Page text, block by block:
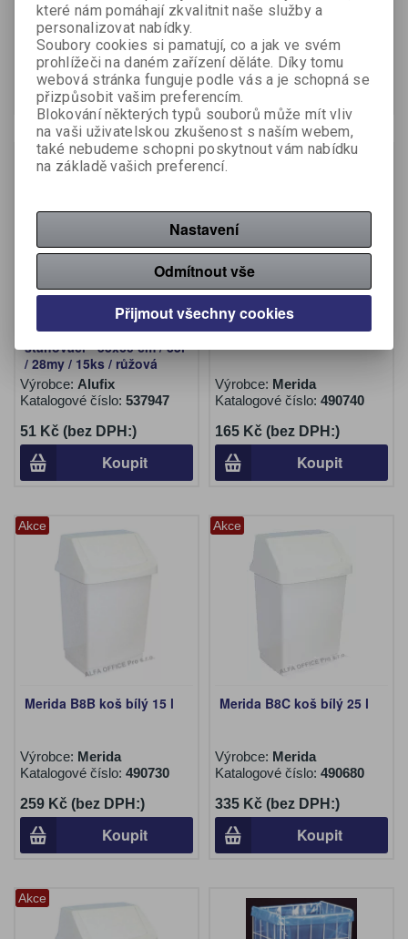
Výrobce:Vortex
Katalogové číslo:153263
239 Kč (bez DPH:)
Koupit
Výrobce:Alufix
51 Kč (bez DPH:)
Koupit
Novinka
Pytle Alufix Aluflexy
stahovací - 53x60 cm / 35l
/ 28my / 15ks / růžová
Výrobce: Alufix
Katalogové číslo: 537947
51 Kč (bez DPH:)
Koupit
Akce
Merida B8A koš bílý 9 l
Výrobce: Merida
Katalogové číslo: 490740
165 Kč (bez DPH:)
Koupit
Akce
Merida B8B koš bílý 15 l
Výrobce: Merida
Katalogové číslo: 490730
259 Kč (bez DPH:)
Koupit
Akce
Merida B8C koš bílý 25 l
Výrobce: Merida
Katalogové číslo: 490680
335 Kč (bez DPH:)
Koupit
Akce
které nám pomáhají zkvalitnit naše služby a
personalizovat nabídky.
Soubory cookies si pamatují, co a jak ve svém
prohlížeči na daném zařízení děláte. Díky tomu
webová stránka funguje podle vás a je schopná se
přizpůsobit vašim preferencím.
Blokování některých typů souborů může mít vliv
na vaši uživatelskou zkušenost s naším webem,
také nebudeme schopni poskytnout vám nabídku
na základě vašich preferencí.
Nastavení
Odmítnout vše
Přijmout všechny cookies